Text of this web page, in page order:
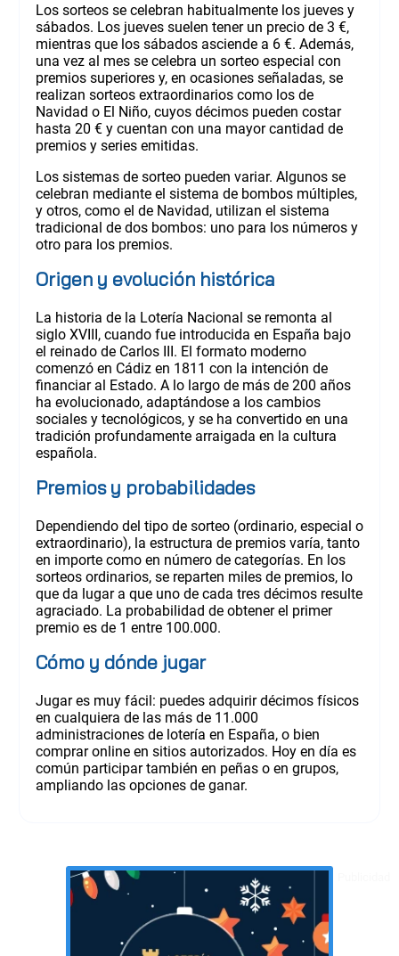
Los sorteos se celebran habitualmente los jueves y
sábados. Los jueves suelen tener un precio de 3 €,
mientras que los sábados asciende a 6 €. Además,
una vez al mes se celebra un sorteo especial con
premios superiores y, en ocasiones señaladas, se
realizan sorteos extraordinarios como los de
Navidad o El Niño, cuyos décimos pueden costar
hasta 20 € y cuentan con una mayor cantidad de
premios y series emitidas.
Los sistemas de sorteo pueden variar. Algunos se
celebran mediante el sistema de bombos múltiples,
y otros, como el de Navidad, utilizan el sistema
tradicional de dos bombos: uno para los números y
otro para los premios.
Origen y evolución histórica
La historia de la Lotería Nacional se remonta al
siglo XVIII, cuando fue introducida en España bajo
el reinado de Carlos III. El formato moderno
comenzó en Cádiz en 1811 con la intención de
financiar al Estado. A lo largo de más de 200 años
ha evolucionado, adaptándose a los cambios
sociales y tecnológicos, y se ha convertido en una
tradición profundamente arraigada en la cultura
española.
Premios y probabilidades
Dependiendo del tipo de sorteo (ordinario, especial o
extraordinario), la estructura de premios varía, tanto
en importe como en número de categorías. En los
sorteos ordinarios, se reparten miles de premios, lo
que da lugar a que uno de cada tres décimos resulte
agraciado. La probabilidad de obtener el primer
premio es de 1 entre 100.000.
Cómo y dónde jugar
Jugar es muy fácil: puedes adquirir décimos físicos
en cualquiera de las más de 11.000
administraciones de lotería en España, o bien
comprar online en sitios autorizados. Hoy en día es
común participar también en peñas o en grupos,
ampliando las opciones de ganar.